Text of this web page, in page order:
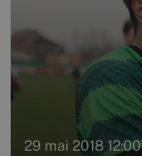
29 mai 2018 12:00